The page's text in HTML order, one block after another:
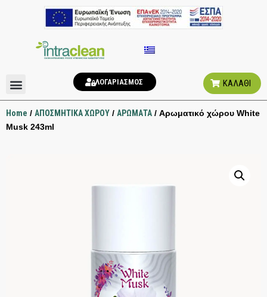
ΛΟΓΑΡΙΑΣΜΟΣ ΚΑΛΑΘΙ
Home / ΑΠΟΣΜΗΤΙΚΑ ΧΩΡΟΥ / ΑΡΩΜΑΤΑ / Αρωματικό χώρου White
Musk 243ml